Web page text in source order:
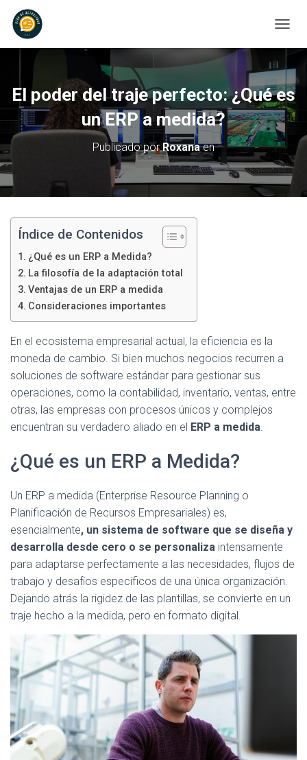
A
B
I
A
R
M
O
D
O
D
El poder del traje perfecto: ¿Qué es
un ERP a medida?
Publicado porRoxanaen
Índice de Contenidos
¿Qué es un ERP a Medida?
La filosofía de la adaptación total
Ventajas de un ERP a medida
Consideraciones importantes
En el ecosistema empresarial actual, la eficiencia es la
moneda de cambio. Si bien muchos negocios recurren a
soluciones de software estándar para gestionar sus
operaciones, como la contabilidad, inventario, ventas, entre
otras, las empresas con procesos únicos y complejos
encuentran su verdadero aliado en el ERP a medida.
¿Qué es un ERP a Medida?
Un ERP a medida (Enterprise Resource Planning o
Planificación de Recursos Empresariales) es,
esencialmente, un sistema de software que se diseña y
desarrolla desde cero o se personaliza intensamente
para adaptarse perfectamente a las necesidades, flujos de
trabajo y desafíos específicos de una única organización.
Dejando atrás la rigidez de las plantillas, se convierte en un
traje hecho a la medida, pero en formato digital.